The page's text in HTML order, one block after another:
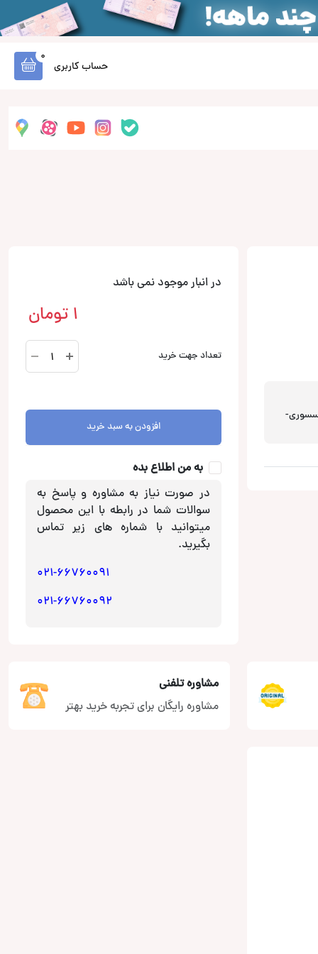
حساب کاربری
0
در انبار موجود نمی باشد
1 تومان
تعداد جهت خرید
ست
دوربین
فابریک
CL-
3409
عدد
افزودن به سبد خرید
به من اطلاع بده
در صورت نیاز به مشاوره و پاسخ به
سوالات شما در رابطه با این محصول
میتوانید با شماره های زیر تماس
بگیرید.
021-66760091
021-66760092
مشاوره تلفنی
مشاوره رایگان برای تجربه خرید بهتر